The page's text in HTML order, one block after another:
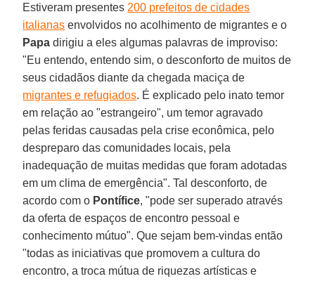
Estiveram presentes 200 prefeitos de cidades
italianas envolvidos no acolhimento de migrantes e o
Papa dirigiu a eles algumas palavras de improviso:
"Eu entendo, entendo sim, o desconforto de muitos de
seus cidadãos diante da chegada maciça de
migrantes e refugiados. É explicado pelo inato temor
em relação ao "estrangeiro", um temor agravado
pelas feridas causadas pela crise econômica, pelo
despreparo das comunidades locais, pela
inadequação de muitas medidas que foram adotadas
em um clima de emergência". Tal desconforto, de
acordo com o Pontífice, "pode ser superado através
da oferta de espaços de encontro pessoal e
conhecimento mútuo". Que sejam bem-vindas então
"todas as iniciativas que promovem a cultura do
encontro, a troca mútua de riquezas artísticas e